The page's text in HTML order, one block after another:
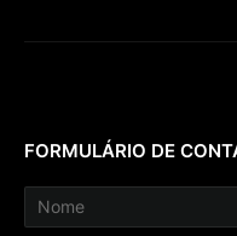
FORMULÁRIO DE